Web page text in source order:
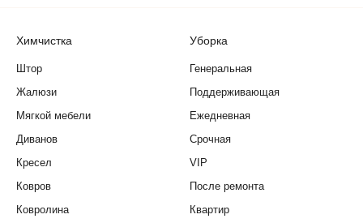
Химчистка
Штор
Жалюзи
Мягкой мебели
Диванов
Кресел
Ковров
Ковролина
Уборка
Генеральная
Поддерживающая
Ежедневная
Срочная
VIP
После ремонта
Квартир